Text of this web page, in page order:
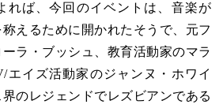
ば、今回のイベントは、音楽が
えるために開かれたそうで、元フ
ラ・ブッシュ、教育活動家のマラ
エイズ活動家のジャンヌ・ホワイ
界のレジェンドでレズビアンである